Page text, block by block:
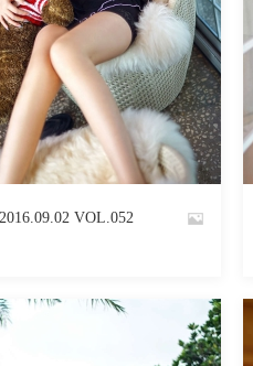
629 阅读 0 回复
VOL.052